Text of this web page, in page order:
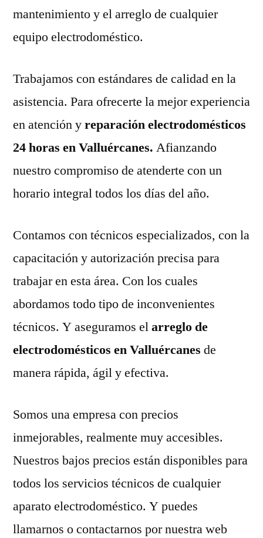
mantenimiento y el arreglo de cualquier
equipo electrodoméstico.
Trabajamos con estándares de calidad en la
asistencia. Para ofrecerte la mejor experiencia
en atención yreparación electrodomésticos
24 horas en Valluércanes. Afianzando
nuestro compromiso de atenderte con un
horario integral todos los días del año.
Contamos con técnicos especializados, con la
capacitación y autorización precisa para
trabajar en esta área. Con los cuales
abordamos todo tipo de inconvenientes
técnicos. Y aseguramos elarreglo de
electrodomésticos en Valluércanes de
manera rápida, ágil y efectiva.
Somos una empresa con precios
inmejorables, realmente muy accesibles.
Nuestros bajos precios están disponibles para
todos los servicios técnicos de cualquier
aparato electrodoméstico. Y puedes
llamarnos o contactarnos por nuestra web